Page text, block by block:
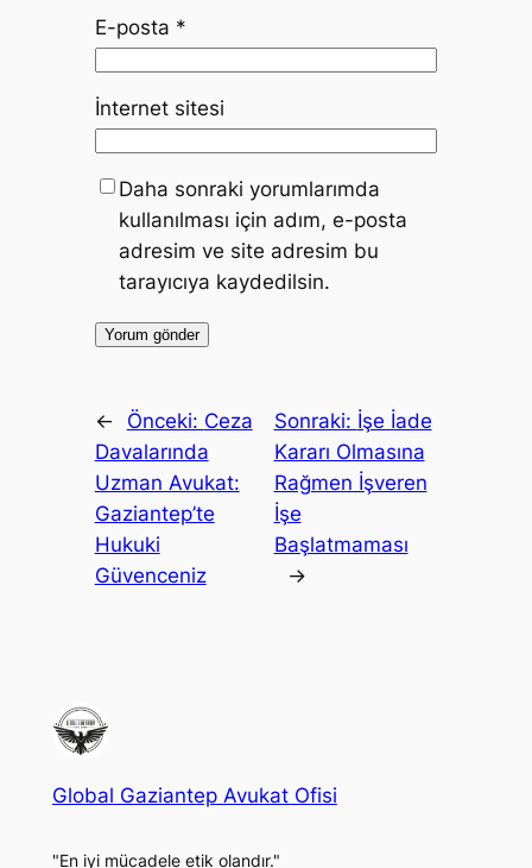
E-posta *
İnternet sitesi
Daha sonraki yorumlarımda
kullanılması için adım, e-posta
adresim ve site adresim bu
tarayıcıya kaydedilsin.
← Önceki: Ceza
Davalarında
Uzman Avukat:
Gaziantep’te
Hukuki
Güvenceniz
Sonraki: İşe İade
Kararı Olmasına
Rağmen İşveren
İşe
Başlatmaması
→
Global Gaziantep Avukat Ofisi
"En iyi mücadele etik olandır."